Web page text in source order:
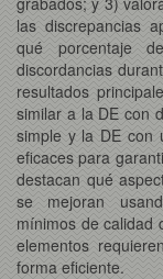
las discrepancias
qué porcentaje
discordancias
resultados
similar a la DE con
simple y la DE con
eficaces para
destacan qué
se mejoran
mínimos de calidad
elementos
forma eficiente.